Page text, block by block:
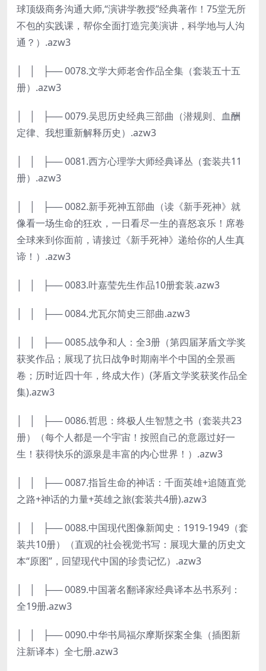
球顶级商务沟通大师,“演讲学教授”经典著作！75堂无所
不包的实践课，帮你全面打造完美演讲，科学地与人沟
通？）.azw3
│ │ ├── 0078.文学大师老舍作品全集（套装五十五
册）.azw3
│ │ ├── 0079.吴思历史经典三部曲（潜规则、血酬
定律、我想重新解释历史）.azw3
│ │ ├── 0081.西方心理学大师经典译丛（套装共11
册）.azw3
│ │ ├── 0082.新手死神五部曲（读《新手死神》就
像看一场生命的狂欢，一日看尽一生的喜怒哀乐！席卷
全球来到你面前，请接过《新手死神》递给你的人生真
谛！）.azw3
│ │ ├── 0083.叶嘉莹先生作品10册套装.azw3
│ │ ├── 0084.尤瓦尔简史三部曲.azw3
│ │ ├── 0085.战争和人：全3册（第四届茅盾文学奖
获奖作品；展现了抗日战争时期南半个中国的全景画
卷；历时近四十年，终成大作）(茅盾文学奖获奖作品全
集).azw3
│ │ ├── 0086.哲思：终极人生智慧之书（套装共23
册）（每个人都是一个宇宙！按照自己的意愿过好一
生！获得快乐的源泉是丰富的内心世界！）.azw3
│ │ ├── 0087.指旨生命的神话：千面英雄+追随直觉
之路+神话的力量+英雄之旅(套装共4册).azw3
│ │ ├── 0088.中国现代图像新闻史：1919-1949（套
装共10册）（直观的社会视觉书写：展现大量的历史文
本“原图”，回望现代中国的珍贵记忆）.azw3
│ │ ├── 0089.中国著名翻译家经典译本丛书系列：
全19册.azw3
│ │ ├── 0090.中华书局福尔摩斯探案全集（插图新
注新译本）全七册.azw3